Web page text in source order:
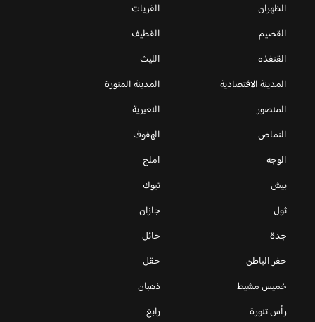
الظهران
القريات
القصيم
القطيف
القنفذه
الليث
المدينة الاقتصادية
المدينة المنورة
المنصور
النعيرية
النماص
الهفوف
الوجه
املج
بيش
تبوك
ثول
جازان
جدة
حائل
حفر الباطن
حقل
خميس مشيط
ذهبان
رأس تنورة
رابغ